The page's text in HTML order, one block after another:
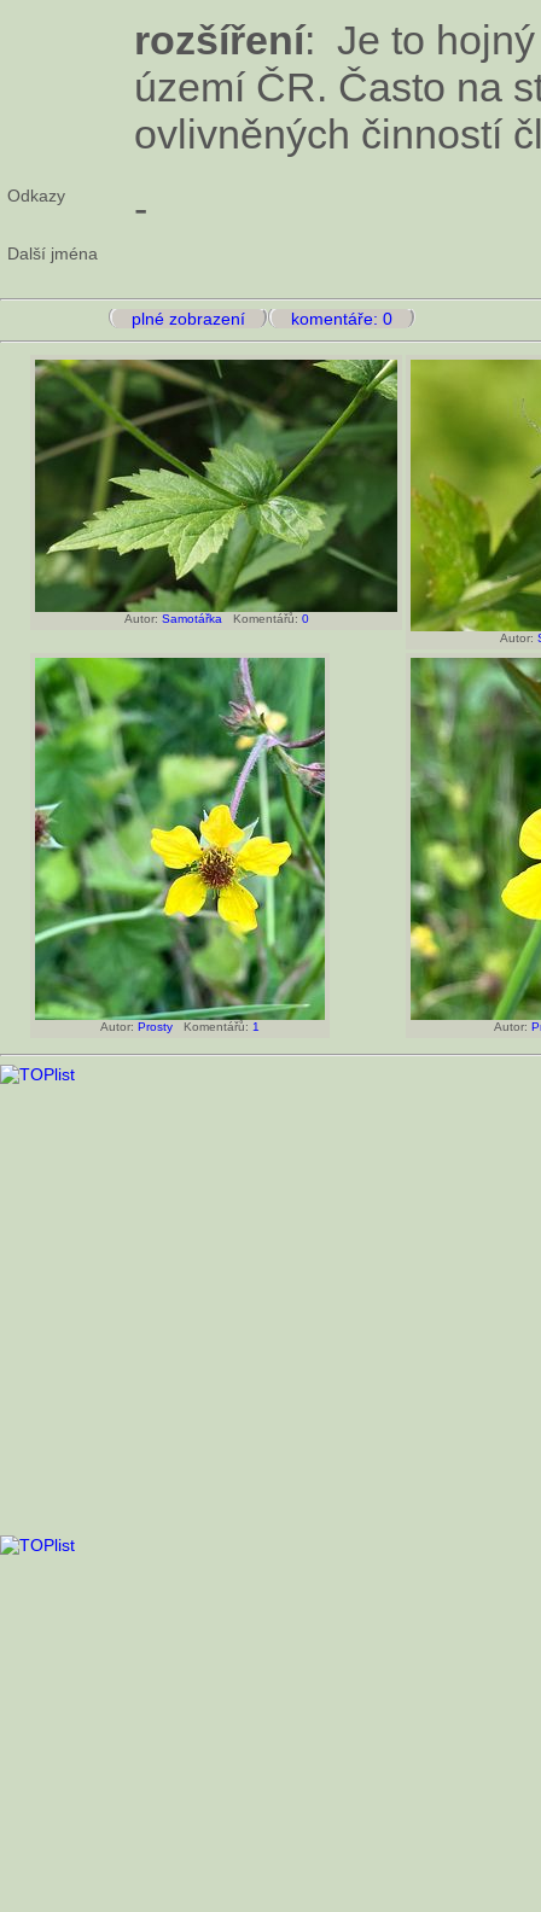
rozšíření: Je to
území ČR. Často na
ovlivněných činností
Odkazy -
Další jména